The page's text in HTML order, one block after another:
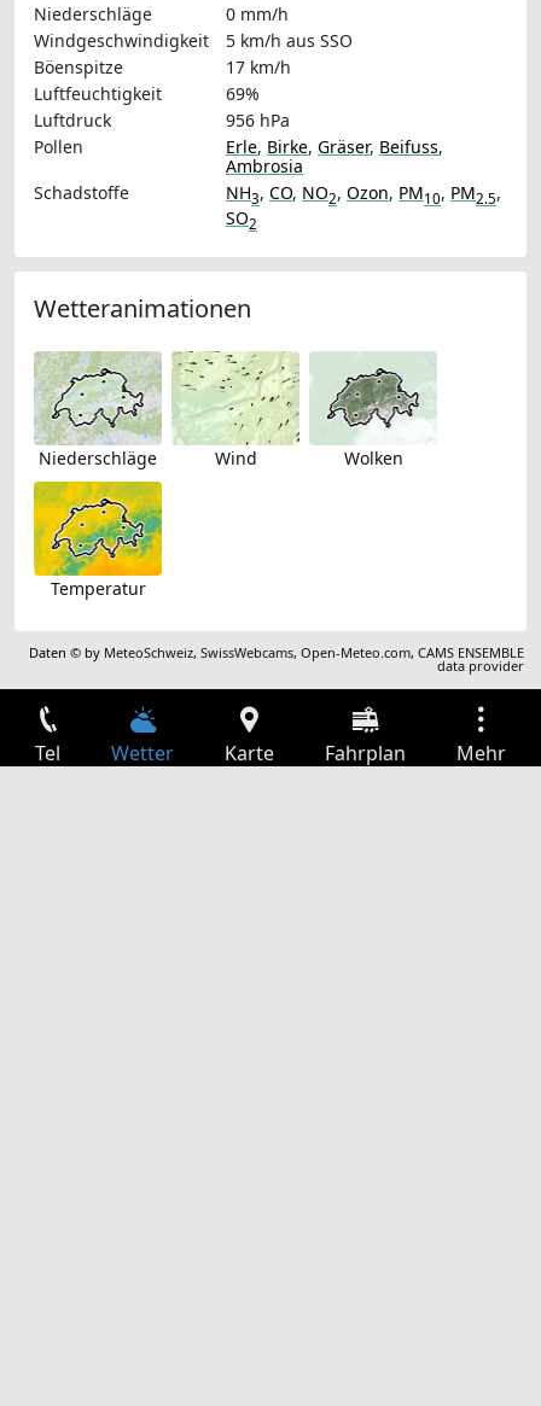
Niederschläge
0 mm/h
Windgeschwindigkeit
5 km/h aus SSO
Böenspitze
17 km/h
Luftfeuchtigkeit
69%
Luftdruck
956 hPa
Pollen
Erle, Birke, Gräser, Beifuss,
Ambrosia
Schadstoffe
NH3, CO, NO2, Ozon, PM10, PM2.5,
SO2
Wetteranimationen
Niederschläge Wind Wolken
Temperatur
Daten © by MeteoSchweiz,SwissWebcams,Open-Meteo.com,CAMS ENSEMBLE
data provider
Tel Wetter Karte Fahrplan Mehr